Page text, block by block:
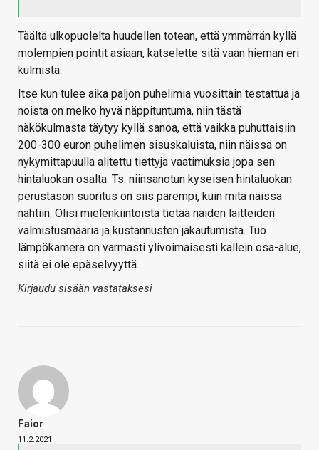
Täältä ulkopuolelta huudellen totean, että ymmärrän kyllä
molempien pointit asiaan, katselette sitä vaan hieman eri
kulmista.
Itse kun tulee aika paljon puhelimia vuosittain testattua ja
noista on melko hyvä näppituntuma, niin tästä
näkökulmasta täytyy kyllä sanoa, että vaikka puhuttaisiin
200-300 euron puhelimen sisuskaluista, niin näissä on
nykymittapuulla alitettu tiettyjä vaatimuksia jopa sen
hintaluokan osalta. Ts. niinsanotun kyseisen hintaluokan
perustason suoritus on siis parempi, kuin mitä näissä
nähtiin. Olisi mielenkiintoista tietää näiden laitteiden
valmistusmääriä ja kustannusten jakautumista. Tuo
lämpökamera on varmasti ylivoimaisesti kallein osa-alue,
siitä ei ole epäselvyyttä.
Kirjaudu sisään vastataksesi
Faior
11.2.2021